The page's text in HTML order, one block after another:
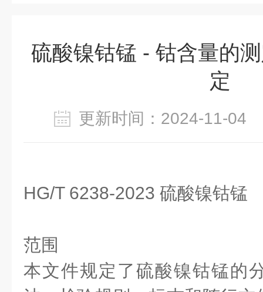
硫酸镍钴锰 - 钴含量的
定
更新时间：2024-11-
HG/T 6238-2023 硫酸镍钴锰
范围
本文件规定了硫酸镍钴锰的